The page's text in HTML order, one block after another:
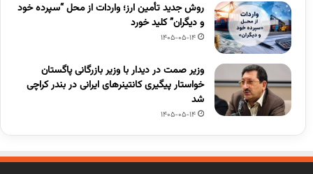
روش جدید تأمین ارز؛ واردات از محل “سپرده خود
و دیگران” کلید خورد
1405-05-14
وزیر صمت در دیدار با وزیر بازرگانی پاگستان
خواستار پیگیری کانتینرهای ایرانی در بندر کراچی
شد
1405-05-14